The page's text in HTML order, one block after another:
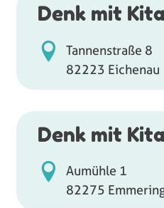
Denk mit
Tannenstraße 8
82223 Eichenau
Denk mit
Aumühle 1
82275